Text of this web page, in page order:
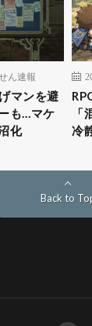
ん速報
マンを避
も…マケ
化
冷
Back to